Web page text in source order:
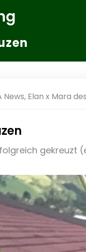
News, Elan x Mara
gekreuzt